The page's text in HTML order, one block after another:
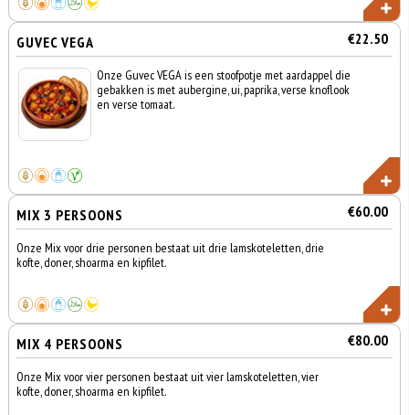
GUVEC VEGA €22.50
Onze Guvec VEGA is een stoofpotje met aardappel die
gebakken is met aubergine, ui, paprika, verse knoflook
en verse tomaat.
MIX 3 PERSOONS €60.00
Onze Mix voor drie personen bestaat uit drie lamskoteletten, drie
kofte, doner, shoarma en kipfilet.
MIX 4 PERSOONS €80.00
Onze Mix voor vier personen bestaat uit vier lamskoteletten, vier
kofte, doner, shoarma en kipfilet.